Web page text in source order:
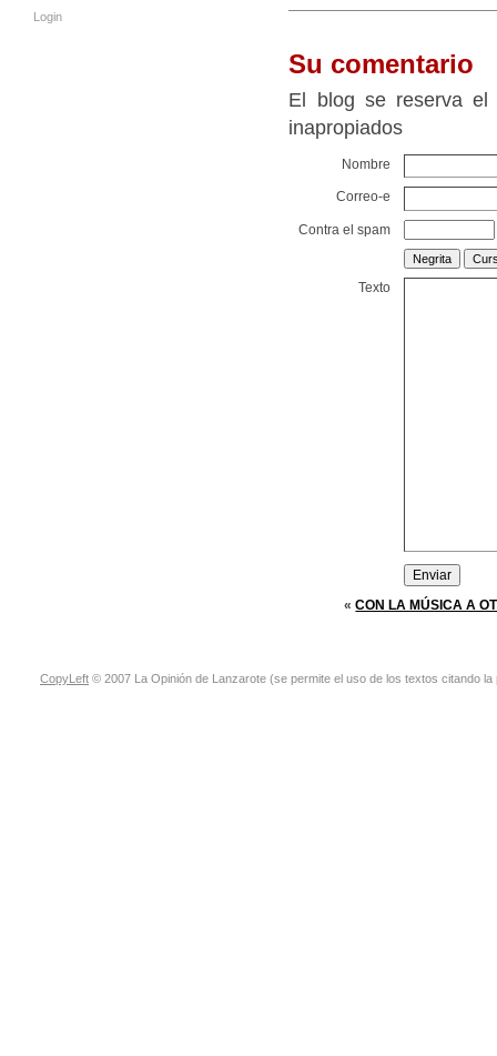
Su comentario
El blog se reserva el
inapropiados
Nombre
Correo-e
Contra el spam
Texto
«CON LA MÚSICA A
Login
CopyLeft © 2007 La Opinión de Lanzarote (se permite el uso de los textos citando